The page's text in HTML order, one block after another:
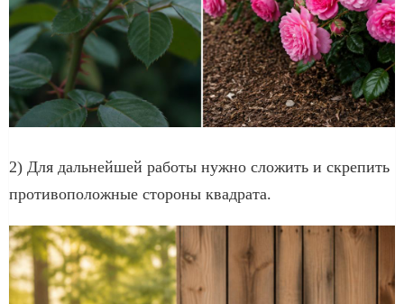
2) Для дальнейшей работы нужно сложить и скрепить
противоположные стороны квадрата.